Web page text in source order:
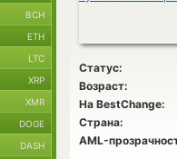
Статус:
Возраст:
На BestChange:
Страна:
AML-
BCH
ETH
LTC
XRP
XMR
DOGE
DASH